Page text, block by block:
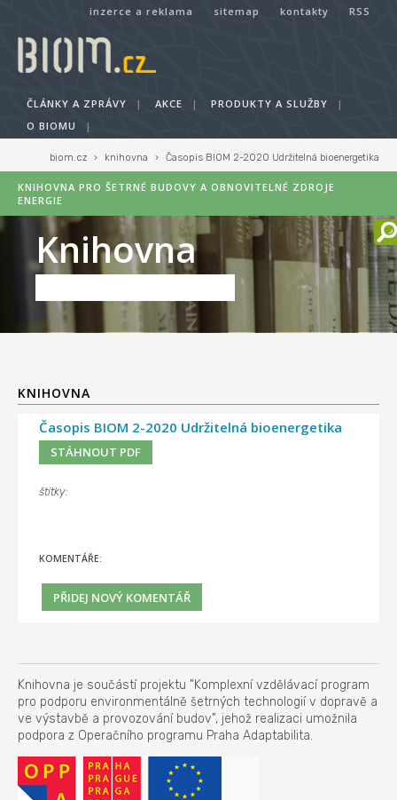
inzerce a reklama sitemap kontakty RSS
ČLÁNKY A ZPRÁVY | AKCE | PRODUKTY A SLUŽBY
|
O BIOMU
|
biom.cz › knihovna › Časopis BIOM 2-2020 Udržitelná bioenergetika
KNIHOVNA PRO ŠETRNÉ BUDOVY A OBNOVITELNÉ ZDROJE
ENERGIE
Knihovna
KNIHOVNA
Časopis BIOM 2-2020 Udržitelná bioenergetika
STÁHNOUT PDF
štítky:
KOMENTÁŘE:
Knihovna je součástí projektu "Komplexní vzdělávací program
pro podporu environmentálně šetrných technologií v dopravě a
ve výstavbě a provozování budov", jehož realizaci umožnila
podpora z Operačního programu Praha Adaptabilita.